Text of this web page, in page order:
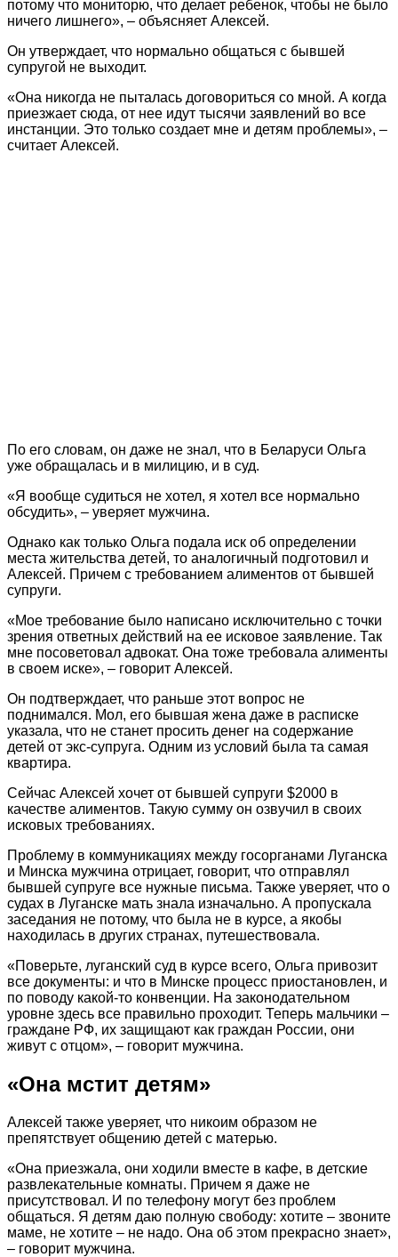
потому что мониторю, что делает ребенок, чтобы не было
ничего лишнего», – объясняет Алексей.
Он утверждает, что нормально общаться с бывшей
супругой не выходит.
«Она никогда не пыталась договориться со мной. А когда
приезжает сюда, от нее идут тысячи заявлений во все
инстанции. Это только создает мне и детям проблемы», –
считает Алексей.
По его словам, он даже не знал, что в Беларуси Ольга
уже обращалась и в милицию, и в суд.
«Я вообще судиться не хотел, я хотел все нормально
обсудить», – уверяет мужчина.
Однако как только Ольга подала иск об определении
места жительства детей, то аналогичный подготовил и
Алексей. Причем с требованием алиментов от бывшей
супруги.
«Мое требование было написано исключительно с точки
зрения ответных действий на ее исковое заявление. Так
мне посоветовал адвокат. Она тоже требовала алименты
в своем иске», – говорит Алексей.
Он подтверждает, что раньше этот вопрос не
поднимался. Мол, его бывшая жена даже в расписке
указала, что не станет просить денег на содержание
детей от экс-супруга. Одним из условий была та самая
квартира.
Сейчас Алексей хочет от бывшей супруги $2000 в
качестве алиментов. Такую сумму он озвучил в своих
исковых требованиях.
Проблему в коммуникациях между госорганами Луганска
и Минска мужчина отрицает, говорит, что отправлял
бывшей супруге все нужные письма. Также уверяет, что о
судах в Луганске мать знала изначально. А пропускала
заседания не потому, что была не в курсе, а якобы
находилась в других странах, путешествовала.
«Поверьте, луганский суд в курсе всего, Ольга привозит
все документы: и что в Минске процесс приостановлен, и
по поводу какой-то конвенции. На законодательном
уровне здесь все правильно проходит. Теперь мальчики –
граждане РФ, их защищают как граждан России, они
живут с отцом», – говорит мужчина.
«Она мстит детям»
Алексей также уверяет, что никоим образом не
препятствует общению детей с матерью.
«Она приезжала, они ходили вместе в кафе, в детские
развлекательные комнаты. Причем я даже не
присутствовал. И по телефону могут без проблем
общаться. Я детям даю полную свободу: хотите – звоните
маме, не хотите – не надо. Она об этом прекрасно знает»,
– говорит мужчина.